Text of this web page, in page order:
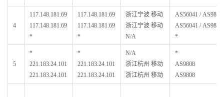
4
117.148.181.69
117.148.181.69
*
117.148.181.69
117.148.181.69
*
浙江宁波 移动
浙江宁波 移动
N/A
AS56041 / AS9808
AS56041 / AS9808
*
5
*
221.183.24.101
221.183.24.101
*
221.183.24.101
221.183.24.101
N/A
浙江杭州 移动
浙江杭州 移动
*
AS9808
AS9808